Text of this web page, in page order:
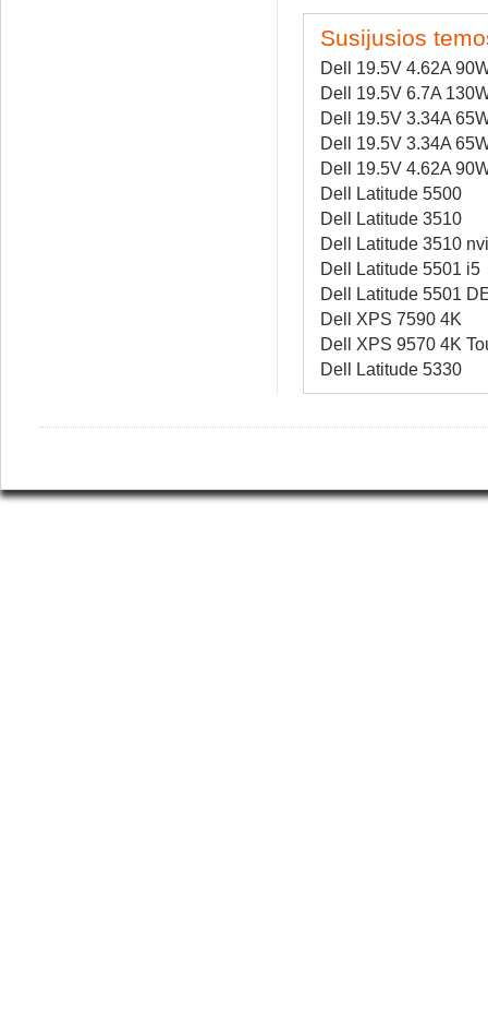
Susijusios
Dell 19.5V 4.62A
Dell 19.5V 6.7A
Dell 19.5V 3.34A
Dell 19.5V 3.34A
Dell 19.5V 4.62A
Dell Latitude 5500
Dell Latitude 3510
Dell Latitude 3510
Dell Latitude 5501 i5
Dell Latitude 5501
Dell XPS 7590 4K
Dell XPS 9570 4K
Dell Latitude 5330